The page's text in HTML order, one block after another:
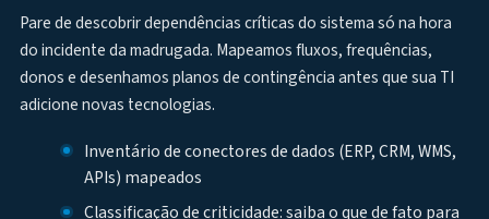
Pare de descobrir dependências críticas do sistema só na hora
do incidente da madrugada. Mapeamos fluxos, frequências,
donos e desenhamos planos de contingência antes que sua TI
adicione novas tecnologias.
Inventário de conectores de dados (ERP, CRM, WMS,
APIs) mapeados
Classificação de criticidade: saiba o que de fato para